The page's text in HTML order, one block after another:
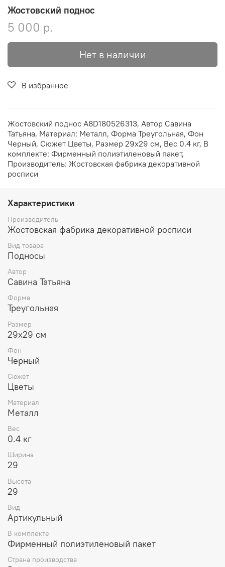
Жостовский поднос
5 000 р.
Нет в наличии
В избранное
Жостовский поднос A8D180526313, Автор Савина
Татьяна, Материал: Металл, Форма Треугольная, Фон
Черный, Сюжет Цветы, Размер 29х29 см, Вес 0.4 кг, В
комплекте: Фирменный полиэтиленовый пакет,
Производитель: Жостовская фабрика декоративной
росписи
Характеристики
Производитель
Жостовская фабрика декоративной росписи
Вид товара
Подносы
Автор
Савина Татьяна
Форма
Треугольная
Размер
29х29 см
Фон
Черный
Сюжет
Цветы
Материал
Металл
Вес
0.4 кг
Ширина
29
Высота
29
Вид
Артикульный
В комплекте
Фирменный полиэтиленовый пакет
Страна производства